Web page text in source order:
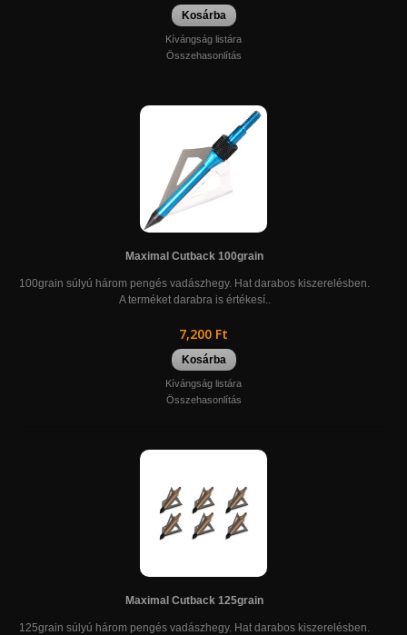
Kosárba
Kívángság listára
Összehasonlítás
Maximal Cutback 100grain
100grain súlyú három pengés vadászhegy. Hat darabos kiszerelésben.
A terméket darabra is értékesí..
7,200 Ft
Kosárba
Kívángság listára
Összehasonlítás
Maximal Cutback 125grain
125grain súlyú három pengés vadászhegy. Hat darabos kiszerelésben.